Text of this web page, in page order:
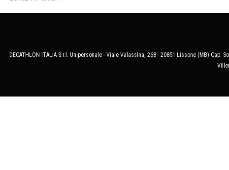
DECATHLON ITALIA S.r.l. Unipersonale - Viale Valassina, 268 - 20851 Lissone (MB) Cap.